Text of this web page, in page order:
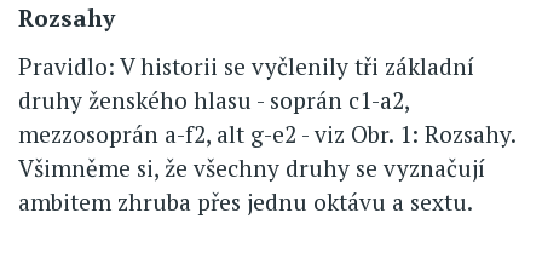
Rozsahy
Pravidlo: V historii se vyčlenily tři základní
druhy ženského hlasu - soprán c1-a2,
mezzosoprán a-f2, alt g-e2 - viz Obr. 1: Rozsahy.
Všimněme si, že všechny druhy se vyznačují
ambitem zhruba přes jednu oktávu a sextu.